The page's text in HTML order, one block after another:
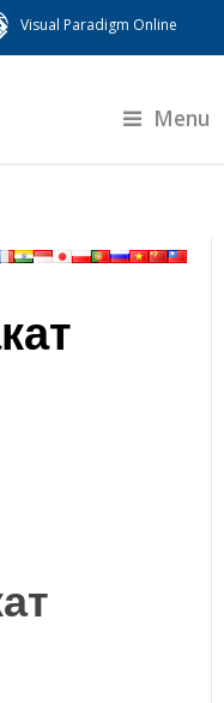
Visual Paradigm Online
Menu